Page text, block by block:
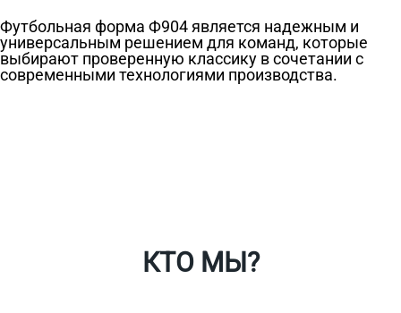
Футбольная форма Ф904 является надежным и
универсальным решением для команд, которые
выбирают проверенную классику в сочетании с
современными технологиями производства.
КТО МЫ?